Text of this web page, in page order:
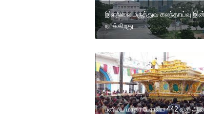
இளநிலை மருத்துவ கலந்தாய்வு
நடக்கிறது.
பனிமய மாதா பேராலய 442 வது